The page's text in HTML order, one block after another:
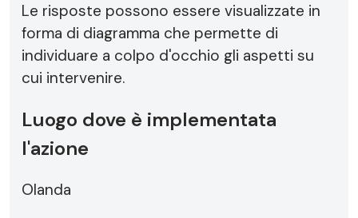
Le risposte possono essere visualizzate in
forma di diagramma che permette di
individuare a colpo d'occhio gli aspetti su
cui intervenire.
Luogo dove è implementata
l'azione
Olanda